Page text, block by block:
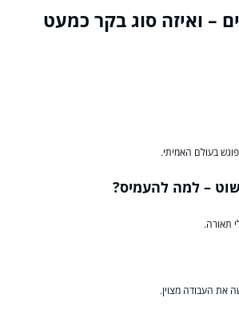
– ואיזה סוג בקר כמעט
בעולם האמיתי.
– למה להעמיס?
תאורה.